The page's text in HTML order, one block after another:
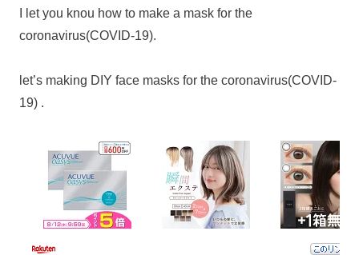
I let you knou how to make a mask for the
coronavirus(COVID-19).
let’s making DIY face masks for the coronavirus(COVID-
19) .